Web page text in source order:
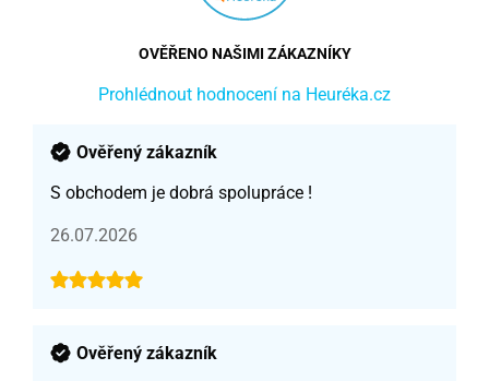
OVĚŘENO NAŠIMI ZÁKAZNÍKY
Prohlédnout hodnocení na Heuréka.cz
Ověřený zákazník
S obchodem je dobrá spolupráce !
26.07.2026
Ověřený zákazník